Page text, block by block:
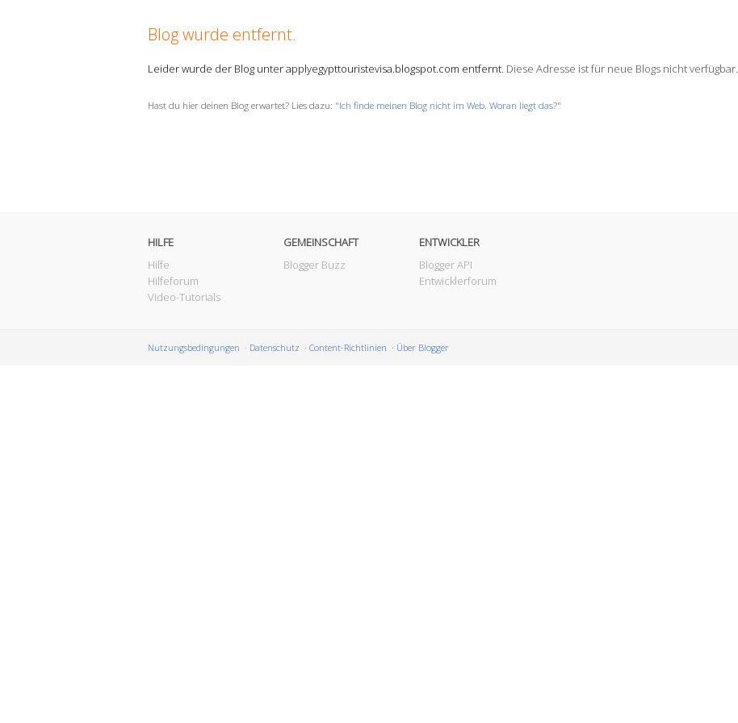
Blog wurde entfernt.
Leider wurde der Blog unter applyegypttouristevisa.blogspot.com entfernt. Diese Adresse ist für neue Blogs nicht verfügbar.
Hast du hier deinen Blog erwartet? Lies dazu: "Ich finde meinen Blog nicht im Web. Woran liegt das?"
HILFE
Hilfe
Hilfeforum
Video-Tutorials
GEMEINSCHAFT
Blogger Buzz
ENTWICKLER
Blogger API
Entwicklerforum
Nutzungsbedingungen Datenschutz Content-Richtlinien Über Blogger